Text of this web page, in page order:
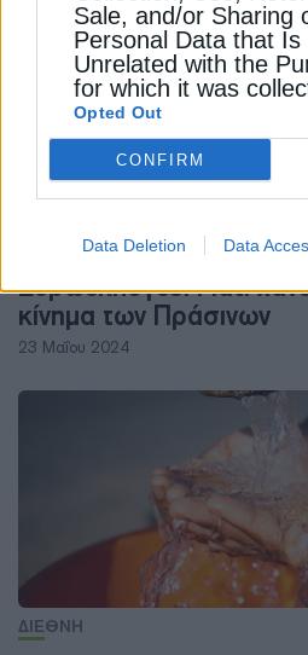
Sale, and/or Sharing
Personal Data that Is
Unrelated with the
for which it was
Opted Out
CONFIRM
Data Deletion Data
Ευρωεκλογές: Γιατί
κίνημα των Πράσινων
23 Μαΐου 2024
ΔΙΕΘΝΗ